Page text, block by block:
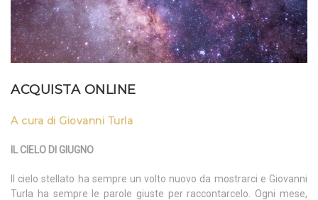
ACQUISTA ONLINE
A cura di Giovanni Turla
IL CIELO DI GIUGNO
Il cielo stellato ha sempre un volto nuovo da mostrarci e Giovanni
Turla ha sempre le parole giuste per raccontarcelo. Ogni mese,